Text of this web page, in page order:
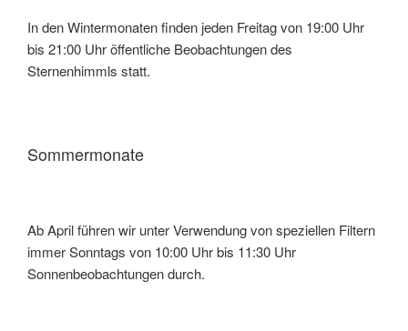
In den Wintermonaten finden jeden Freitag von 19:00 Uhr
bis 21:00 Uhr öffentliche Beobachtungen des
Sternenhimmls statt.
Sommermonate
Ab April führen wir unter Verwendung von speziellen Filtern
immer Sonntags von 10:00 Uhr bis 11:30 Uhr
Sonnenbeobachtungen durch.